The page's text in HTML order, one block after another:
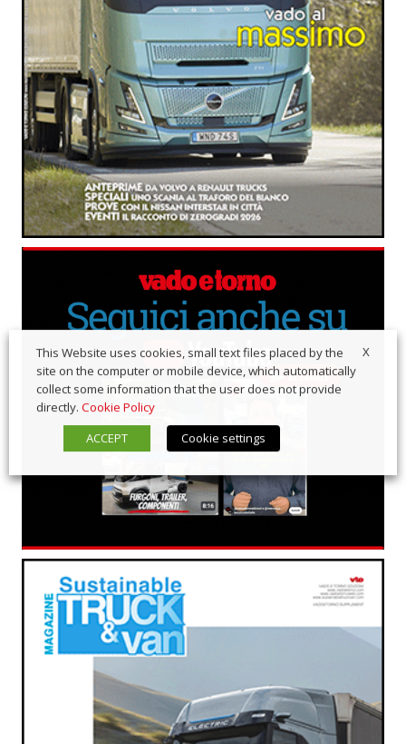
X
This Website uses cookies, small text files placed by the
site on the computer or mobile device, which automatically
collect some information that the user does not provide
directly. Cookie Policy
ACCEPT
Cookie settings